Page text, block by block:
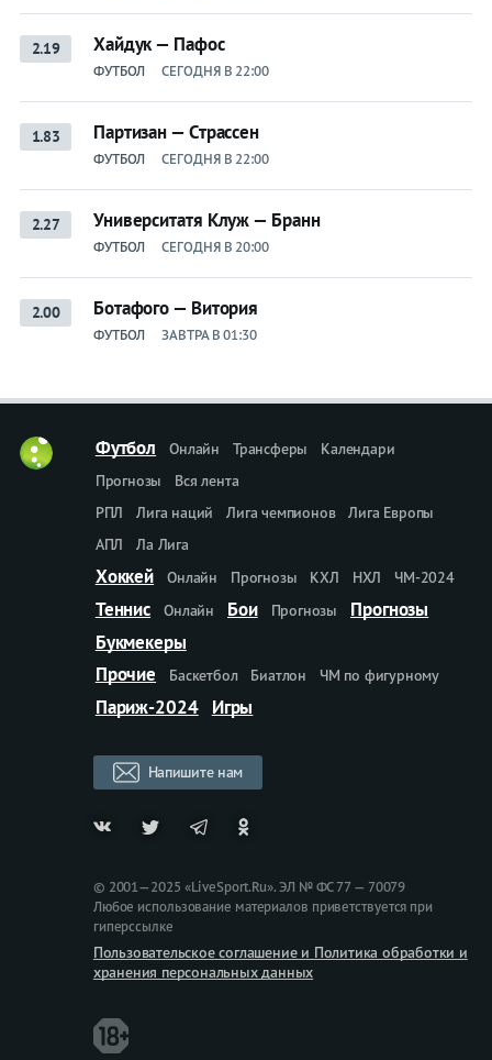
2.19 Хайдук — Пафос
ФУТБОЛ СЕГОДНЯ В 22:00
1.83 Партизан — Страссен
ФУТБОЛ СЕГОДНЯ В 22:00
2.27 Университатя Клуж — Бранн
ФУТБОЛ СЕГОДНЯ В 20:00
2.00 Ботафого — Витория
ФУТБОЛ ЗАВТРА В 01:30
Футбол Онлайн Трансферы
Календари
Прогнозы
Вся лента
РПЛ
Лига наций Лига чемпионов
Лига Европы
АПЛ
Ла Лига
Хоккей Онлайн Прогнозы КХЛ НХЛ ЧМ-2024
Теннис Онлайн Бои Прогнозы
Прогнозы
Букмекеры
Прочие
Баскетбол Биатлон ЧМ по фигурному
Париж-2024 Игры
Напишите нам
© 2001—2025 «LiveSport.Ru». ЭЛ № ФС 77 — 70079
Любое использование материалов приветствуется при
гиперссылке
Пользовательское соглашение и Политика обработки и
хранения персональных данных